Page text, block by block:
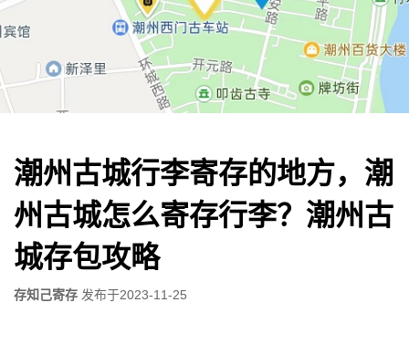
潮州古城行李寄存的地方，潮
州古城怎么寄存行李？潮州古
城存包攻略
存知己寄存 发布于2023-11-25